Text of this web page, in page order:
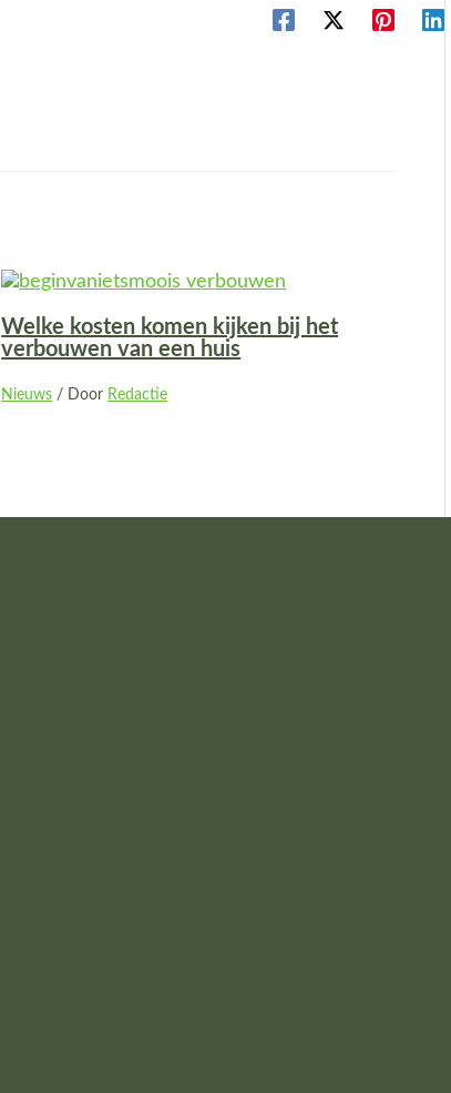
Welke kosten komen kijken bij het
verbouwen van een huis
Nieuws / Door Redactie